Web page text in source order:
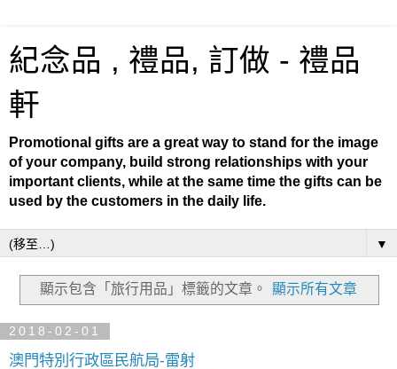
紀念品 , 禮品, 訂做 - 禮品
軒
Promotional gifts are a great way to stand for the image
of your company, build strong relationships with your
important clients, while at the same time the gifts can be
used by the customers in the daily life.
▼
顯示包含「旅行用品」 標籤的文章。 顯示所有文章
2018-02-01
澳門特別行政區民航局-雷射